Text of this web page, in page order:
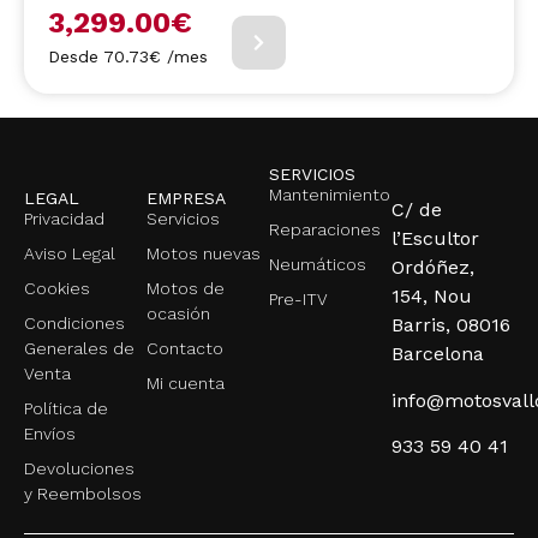
3,299.00€
Desde 70.73€ /mes
C/ de
l’Escultor
Ordóñez,
154, Nou
Barris, 08016
Barcelona
933 59 40 41
SERVICIOS
Mantenimiento
Reparaciones
Neumáticos
Pre-ITV
EMPRESA
Servicios
Motos nuevas
Motos de
ocasión
Contacto
Mi cuenta
LEGAL
Privacidad
Aviso Legal
Cookies
Condiciones
Generales de
Venta
Política de
Envíos
Devoluciones
y Reembolsos